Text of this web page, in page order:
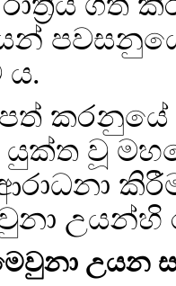
යුක්ත වූ
උයන්හි
උයන